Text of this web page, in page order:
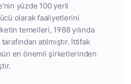
yüzde 100 yerli
olarak faaliyetlerini
temelleri, 1988 yılında
atılmıştır. İttifak
en önemli şirketlerinden